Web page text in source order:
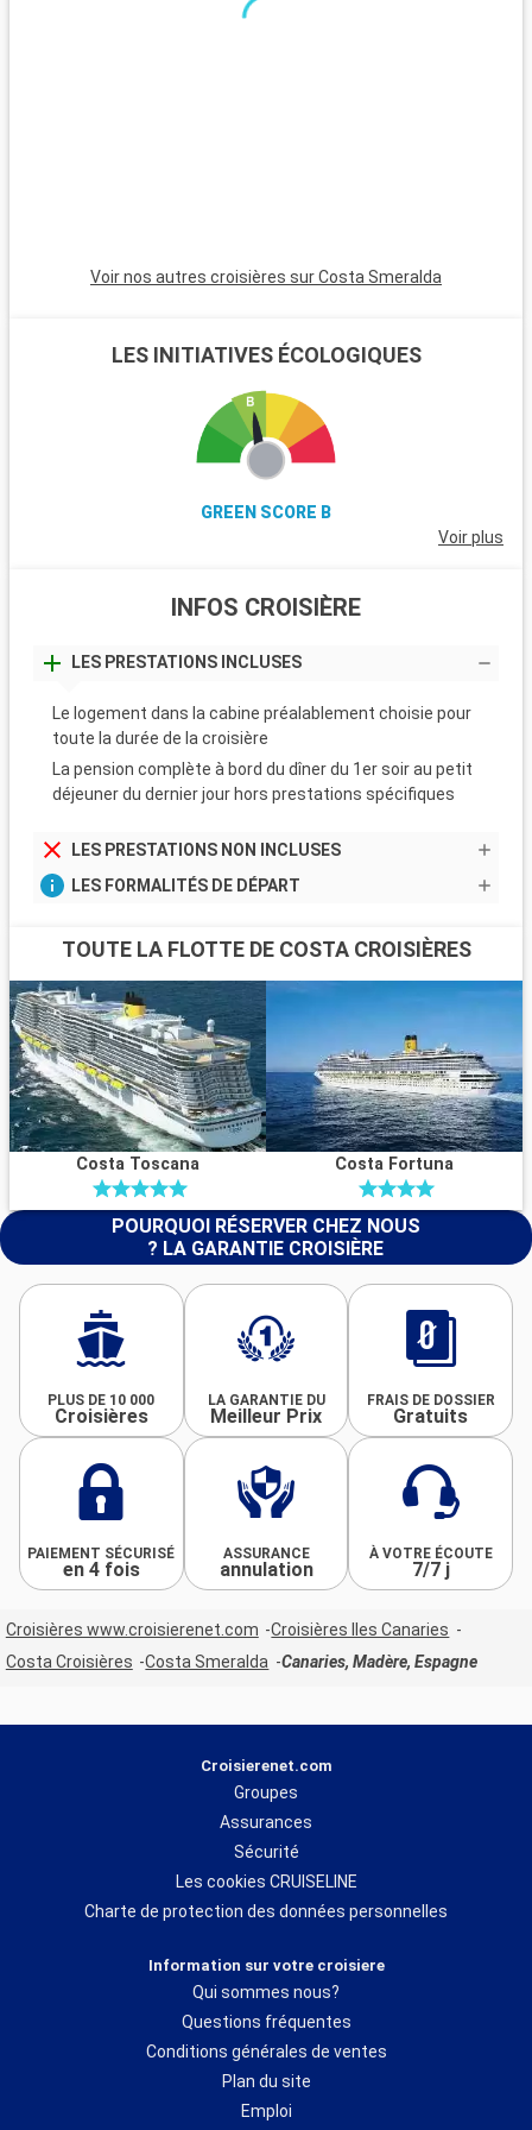
Voir nos autres croisières sur Costa Smeralda
LES INITIATIVES ÉCOLOGIQUES
GREEN SCORE B
Voir plus
INFOS CROISIÈRE
LES PRESTATIONS INCLUSES
Le logement dans la cabine préalablement choisie pour
toute la durée de la croisière
La pension complète à bord du dîner du 1er soir au petit
déjeuner du dernier jour hors prestations spécifiques
LES PRESTATIONS NON INCLUSES
LES FORMALITÉS DE DÉPART
TOUTE LA FLOTTE DE COSTA CROISIÈRES
Costa Toscana Costa Fortuna
POURQUOI RÉSERVER CHEZ NOUS
? LA GARANTIE CROISIÈRE
PLUS DE 10 000
Croisières
LA GARANTIE DU
Meilleur Prix
FRAIS DE DOSSIER
Gratuits
PAIEMENT SÉCURISÉ
en 4 fois
ASSURANCE
annulation
À VOTRE ÉCOUTE
7/7 j
Croisières www.croisierenet.com
Croisières Iles Canaries
Costa Croisières
Costa Smeralda Canaries, Madère, Espagne
Croisierenet.com
Groupes
Assurances
Sécurité
Les cookies CRUISELINE
Charte de protection des données personnelles
Information sur votre croisiere
Qui sommes nous?
Questions fréquentes
Conditions générales de ventes
Plan du site
Emploi